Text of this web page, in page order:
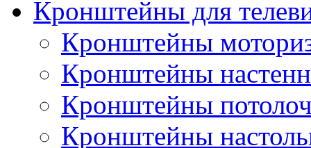
Кронштейны для
Кронштейны
Кронштейны
Кронштейны
Кронштейны